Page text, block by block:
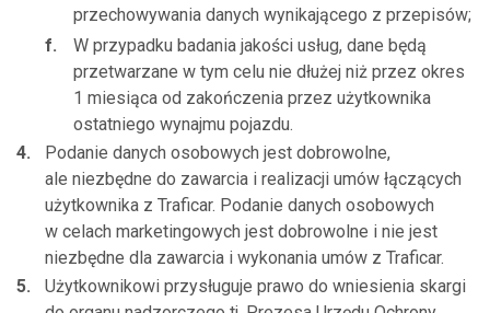
przechowywania danych wynikającego z przepisów;
W przypadku badania jakości usług, dane będą
przetwarzane w tym celu nie dłużej niż przez okres
1 miesiąca od zakończenia przez użytkownika
ostatniego wynajmu pojazdu.
Podanie danych osobowych jest dobrowolne,
ale niezbędne do zawarcia i realizacji umów łączących
użytkownika z Traficar. Podanie danych osobowych
w celach marketingowych jest dobrowolne i nie jest
niezbędne dla zawarcia i wykonania umów z Traficar.
Użytkownikowi przysługuje prawo do wniesienia skargi